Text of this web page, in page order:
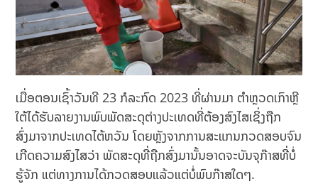
ເມື່ອຕອນເຊົ້າວັນທີ 23 ກໍລະກົດ 2023 ທີ່ຜ່ານມາ ຕຳຫຼວດເກົາຫຼີ
ໃຕ້ໄດ້ຮັບລາຍງານພົບພັດສະດຸຕ່າງປະເທດທີ່ຕ້ອງສົງໄສເຊິ່ງຖືກ
ສົ່ງມາຈາກປະເທດໄຕ້ຫວັນ ໂດຍຫຼັງຈາກການສະແກນກວດສອບຈົນ
ເກີດຄວາມສົງໄສວ່າ ພັດສະດຸທີ່ຖືກສົ່ງມານັ້ນອາດຈະບັນຈຸກ໊າສທີ່ບໍ່
ຮູ້ຈັກ ແຕ່ທາງການໄດ້ກວດສອບແລ້ວແຕ່ບໍ່ພົບກ໊າສໃດໆ.